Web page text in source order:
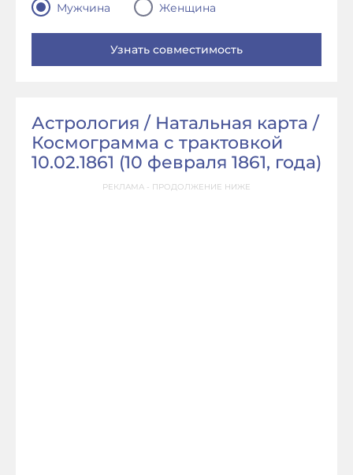
Мужчина
Женщина
Астрология / Натальная карта /
Космограмма с трактовкой
10.02.1861 (10 февраля 1861, года)
РЕКЛАМА - ПРОДОЛЖЕНИЕ НИЖЕ